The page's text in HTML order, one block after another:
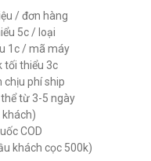
Dụng Máy Cắt Vải
Phục
Cầm Tay Tốt Nhất Hiện
Nào ?
DAYANG CDZ-103 08 INCH
sỉ
PHILPS 08 INCH, CÔNG
/ đơn hàng
5c / loại
1c / mã máy
tối thiểu 3c
chịu phí ship
từ 3-5 ngày
COD
khách cọc 500k)